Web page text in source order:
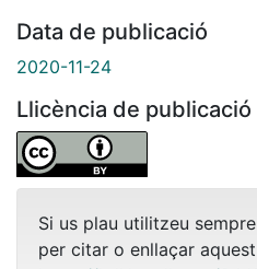
Data de publicació
2020-11-24
Llicència de publicació
Si us plau utilitzeu
per citar o enllaçar